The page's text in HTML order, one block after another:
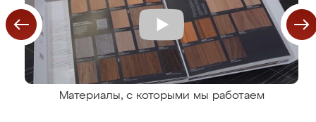
Материалы, с которыми мы работаем